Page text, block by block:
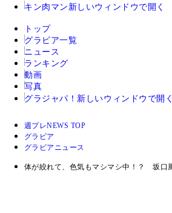
キン肉マン 新しいウィンドウで開く
トップ
グラビア一覧
ニュース
ランキング
動画
写真
グラジャパ！ 新しいウィンドウで開く
週プレNEWS TOP
グラビア
グラビアニュース
体が絞れて、色気もマシマシ中！？ 坂口